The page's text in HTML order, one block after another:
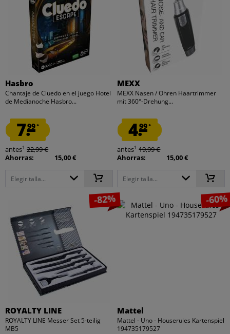
Hasbro
Chantaje de Cluedo en el juego Hotel
de Medianoche Hasbro...
7.99*
antes1 22,99 €
Ahorras:
15,00 €
Elegir talla...
MEXX
MEXX Nasen / Ohren Haartrimmer
mit 360°-Drehung...
4.99*
antes1 19,99 €
Ahorras:
15,00 €
Elegir talla...
-82%
ROYALTY LINE
ROYALTY LINE Messer Set 5-teilig
MB5
-60%
Mattel
Mattel - Uno - Houserules Kartenspiel
194735179527